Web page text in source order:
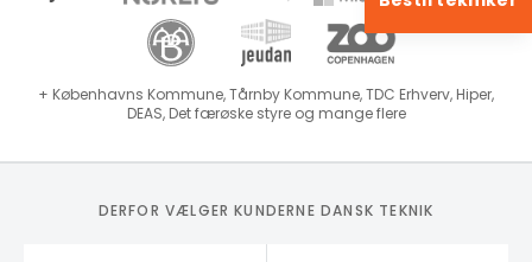
+ Københavns Kommune, Tårnby Kommune, TDC Erhverv, Hiper,
DEAS, Det færøske styre og mange flere
DERFOR VÆLGER KUNDERNE DANSK TEKNIK